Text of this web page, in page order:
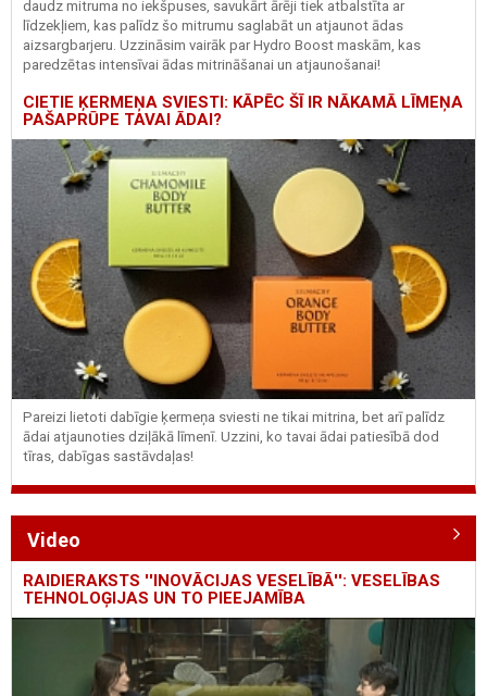
daudz mitruma no iekšpuses, savukārt ārēji tiek atbalstīta ar
līdzekļiem, kas palīdz šo mitrumu saglabāt un atjaunot ādas
aizsargbarjeru. Uzzināsim vairāk parHydro Boost maskām, kas
paredzētas intensīvai ādas mitrināšanai un atjaunošanai!
CIETIE ĶERMEŅA SVIESTI: KĀPĒC ŠĪ IR NĀKAMĀ LĪMEŅA
PAŠAPRŪPE TAVAI ĀDAI?
Pareizi lietoti dabīgie ķermeņa sviesti ne tikai mitrina, bet arī palīdz
ādai atjaunoties dziļākā līmenī. Uzzini, ko tavai ādai patiesībā dod
tīras, dabīgas sastāvdaļas!
Video
RAIDIERAKSTS ''INOVĀCIJAS VESELĪBĀ'': VESELĪBAS
TEHNOLOĢIJAS UN TO PIEEJAMĪBA